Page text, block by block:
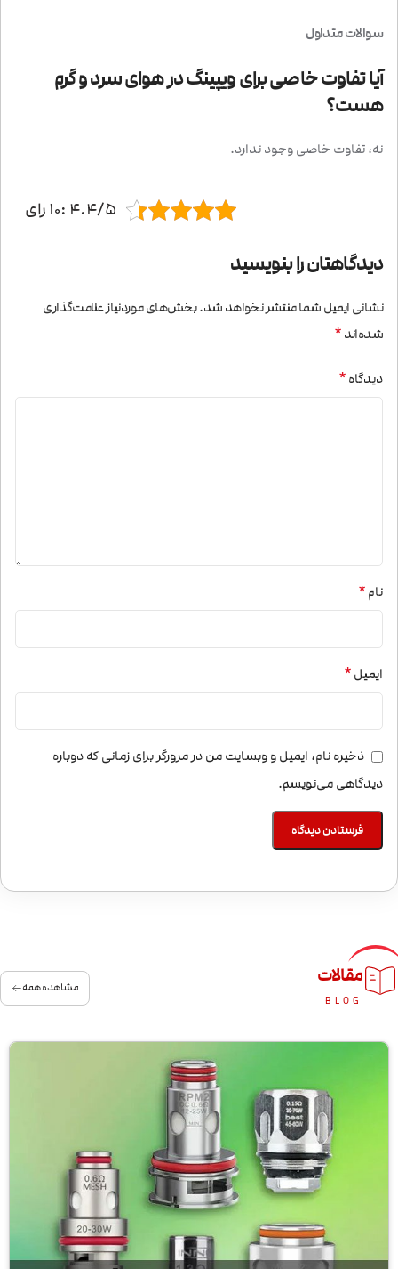
سوالات متداول
آیا تفاوت خاصی برای ویپینگ در هوای سرد و گرم
هست؟
نه، تفاوت خاصی وجود ندارد.
4.4/5 :10 رای
دیدگاهتان را بنویسید
نشانی ایمیل شما منتشر نخواهد شد.بخش‌های موردنیاز علامت‌گذاری
شده‌اند*
دیدگاه*
نام*
ایمیل*
ذخیره نام، ایمیل و وبسایت من در مرورگر برای زمانی که دوباره
دیدگاهی می‌نویسم.
مقالات
BLOG
مشاهده همه